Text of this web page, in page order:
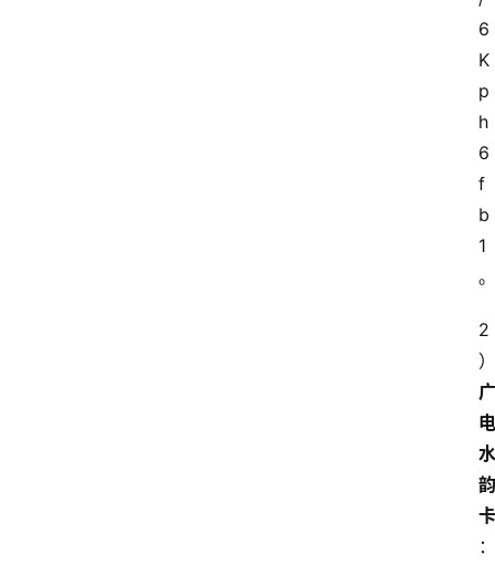
6
K
p
h
6
f
b
1
。
2
）
广
电
水
韵
卡
：